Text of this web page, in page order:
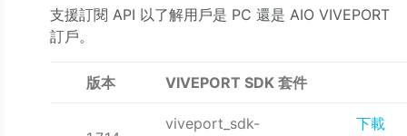
支援訂閱 API 以了解用戶是 PC 還是 AIO VIVEPORT
訂戶。
版本 VIVEPORT SDK 套件
viveport_sdk- 下載